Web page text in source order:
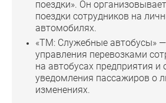
поездки». Он
поездки сотрудников на
автомобилях.
«ТМ: Служебные автобусы»
управления перевозками
на автобусах предприятия и
уведомления пассажиров о
изменениях.